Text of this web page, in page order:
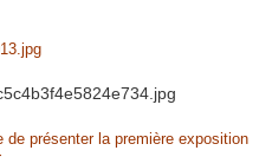
présenter la première exposition